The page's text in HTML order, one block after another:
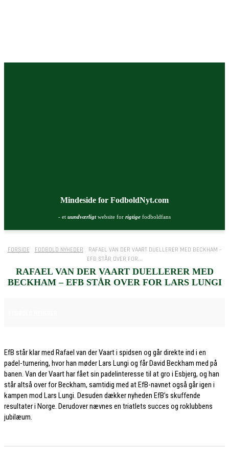
Mindeside for FodboldNyt.com
- et uundværligtwebsite for rigtige fodboldfans
FORSIDE FODBOLD NYHEDER
RAFAEL VAN DER VAART DUELLERER MED BECKHAM –
EFB STÅR OVER FOR...
RAFAEL VAN DER VAART DUELLERER MED
BECKHAM – EFB STÅR OVER FOR LARS LUNGI
EfB står klar med Rafael van der Vaart i spidsen og går direkte ind i en
padel-turnering, hvor han møder Lars Lungi og får David Beckham med på
banen. Van der Vaart har fået sin padelinteresse til at gro i Esbjerg, og han
står altså over for Beckham, samtidig med at EfB-navnet også går igen i
kampen mod Lars Lungi. Desuden dækker nyheden EfB’s skuffende
resultater i Norge. Derudover nævnes en triatlets succes og roklubbens
jubilæum.